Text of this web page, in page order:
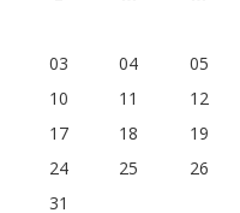
03
04 05
10
11 12
17
18 19
24
25 26
31